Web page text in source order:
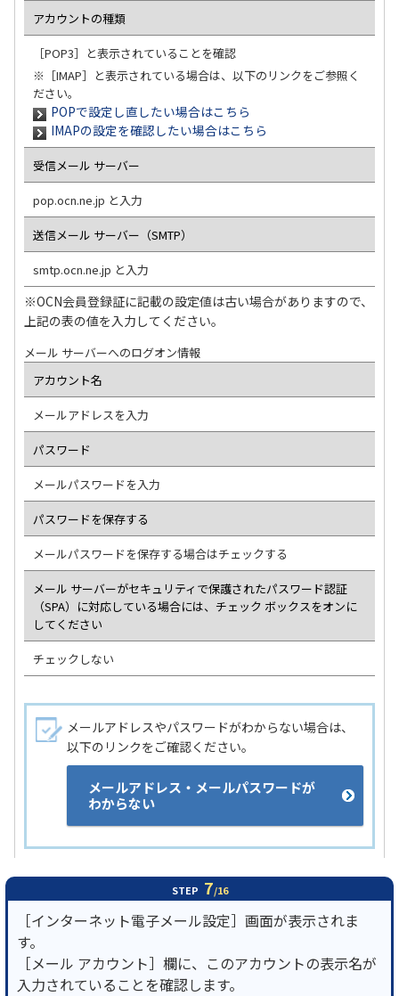
アカウントの種類
［POP3］と表示されていることを確認
※［IMAP］と表示されている場合は、以下のリンクをご参照く
ださい。
POPで設定し直したい場合はこちら
IMAPの設定を確認したい場合はこちら
受信メール サーバー
pop.ocn.ne.jp と入力
送信メール サーバー（SMTP）
smtp.ocn.ne.jp と入力
※OCN会員登録証に記載の設定値は古い場合がありますので、
上記の表の値を入力してください。
メール サーバーへのログオン情報
アカウント名
メールアドレスを入力
パスワード
メールパスワードを入力
パスワードを保存する
メールパスワードを保存する場合はチェックする
メール サーバーがセキュリティで保護されたパスワード認証
（SPA）に対応している場合には、チェック ボックスをオンに
してください
チェックしない
メールアドレスやパスワードがわからない場合は、
以下のリンクをご確認ください。
メールアドレス・メールパスワードが
わからない
STEP 7/16
［インターネット電子メール設定］画面が表示されま
す。
［メール アカウント］欄に、このアカウントの表示名が
入力されていることを確認します。